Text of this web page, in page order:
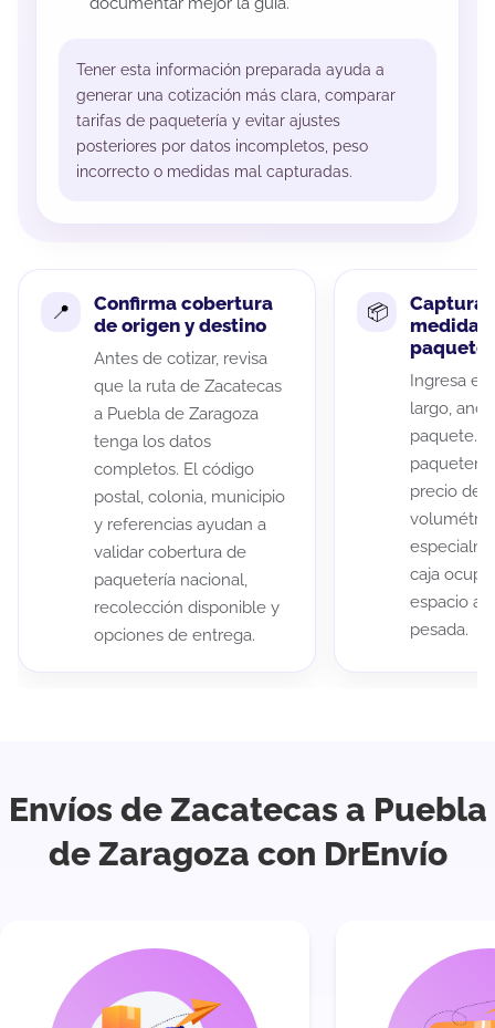
Tener esta información preparada ayuda a
generar una cotización más clara, comparar
tarifas de paquetería y evitar ajustes
posteriores por datos incompletos, peso
incorrecto o medidas mal capturadas.
Confirma cobertura
de origen y destino
Antes de cotizar, revisa
que la ruta de Zacatecas
a Puebla de Zaragoza
tenga los datos
completos. El código
postal, colonia, municipio
y referencias ayudan a
validar cobertura de
paquetería nacional,
recolección disponible y
opciones de entrega.
Captura
medidas
paquete
Ingresa el
largo,
paquete.
precio de
caja
espacio
pesada.
Envíos de Zacatecas a Puebla
de Zaragoza con DrEnvío